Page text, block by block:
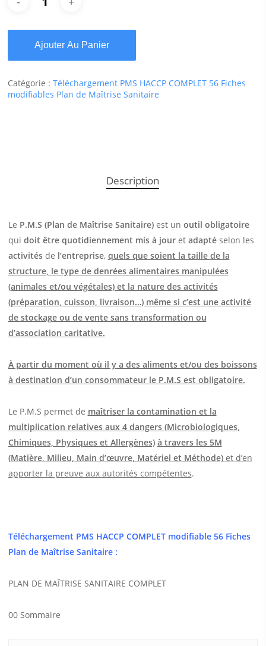
Ajouter Au Panier
Catégorie :Téléchargement PMS HACCP COMPLET 56 Fiches
modifiables Plan de Maîtrise Sanitaire
Description
Le P.M.S (Plan de Maîtrise Sanitaire)est un outil obligatoire
qui doit être quotidiennement mis à jouret adaptéselon les
activités de l’entreprise, quels que soient la taille de la
structure, le type de denrées alimentaires manipulées
(animales et/ou végétales) et la nature des activités
(préparation, cuisson, livraison…) même si c’est une activité
de stockage ou de vente sans transformation ou
d’association caritative.
À partir du moment où il y a des aliments et/ou des boissons
à destination d’un consommateur le P.M.S est obligatoire.
Le P.M.S permet de maîtriser la contamination et la
multiplication relatives aux 4 dangers (Microbiologiques,
Chimiques, Physiques et Allergènes) à travers les 5M
(Matière, Milieu, Main d’œuvre, Matériel et Méthode) et d’en
apporter la preuve aux autorités compétentes.
Téléchargement PMS HACCP COMPLET modifiable 56 Fiches
Plan de Maîtrise Sanitaire :
PLAN DE MAÎTRISE SANITAIRE COMPLET
00 Sommaire